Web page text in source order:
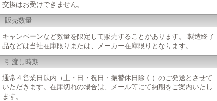
交換はお受けできません。
販売数量
キャンペーンなど数量を限定して販売することがあります。 製造終了
品などは当社在庫限りまたは、メーカー在庫限りとなります。
引渡し時期
通常４営業日以内（土・日・祝日・振替休日除く）のご発送とさせて
いただきます。在庫切れの場合は、メール等にて納期をご案内いたし
ます。